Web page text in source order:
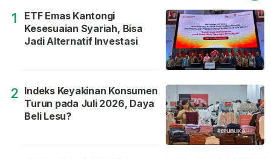
1
ETF Emas Kantongi
Kesesuaian Syariah, Bisa
Jadi Alternatif Investasi
2 Indeks Keyakinan Konsumen
Turun pada Juli 2026, Daya
Beli Lesu?